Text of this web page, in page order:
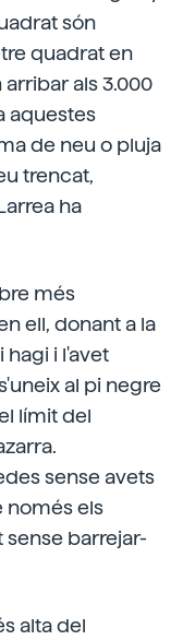
són
quadrat en
als 3.000
aquestes
de neu o pluja
trencat,
ha
més
ell, donant a la
hagi i l'avet
al pi negre
límit del
sense avets
només els
sense barrejar-
alta del